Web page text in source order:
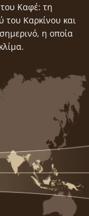
Καφέ: τη
του Καρκίνου και
η οποία